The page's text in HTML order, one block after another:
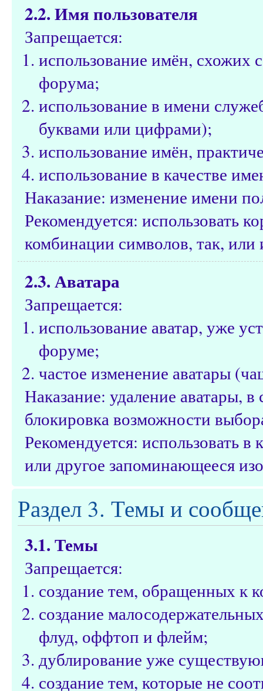
2.2. Имя пользователя
Запрещается:
использование имён, схожих
форума;
использование в имени
буквами или цифрами);
использование имён,
использование в качестве
Наказание: изменение имени
Рекомендуется: использовать
комбинации символов, так, или
2.3. Аватара
Запрещается:
использование аватар, уже
форуме;
частое изменение аватары
Наказание: удаление аватары,
блокировка возможности
Рекомендуется: использовать
или другое запоминающееся
Раздел 3. Темы и
3.1. Темы
Запрещается:
создание тем, обращенных к
создание
флуд, оффтоп и флейм;
дублирование уже
создание тем, которые не